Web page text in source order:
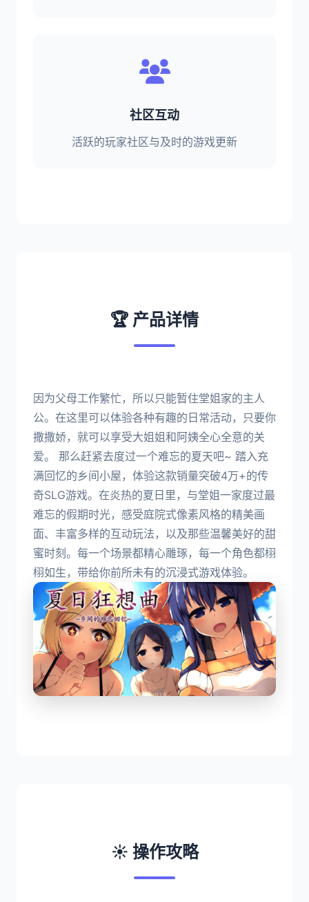
社区互动
活跃的玩家社区与及时的游戏更新
🏆 产品详情
因为父母工作繁忙，所以只能暂住堂姐家的主人
公。在这里可以体验各种有趣的日常活动，只要你
撒撒娇，就可以享受大姐姐和阿姨全心全意的关
爱。 那么赶紧去度过一个难忘的夏天吧~ 踏入充
满回忆的乡间小屋，体验这款销量突破4万+的传
奇SLG游戏。在炎热的夏日里，与堂姐一家度过最
难忘的假期时光，感受庭院式像素风格的精美画
面、丰富多样的互动玩法，以及那些温馨美好的甜
蜜时刻。每一个场景都精心雕琢，每一个角色都栩
栩如生，带给你前所未有的沉浸式游戏体验。
☀️ 操作攻略